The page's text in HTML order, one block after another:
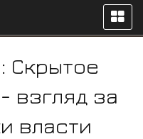
Скрытое
взгляд за
власти